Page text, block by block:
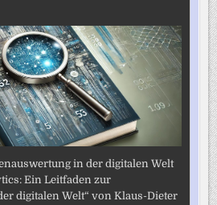
in der digitalen Welt
Ein Leitfaden zur
digitalen Welt“ von Klaus-Dieter